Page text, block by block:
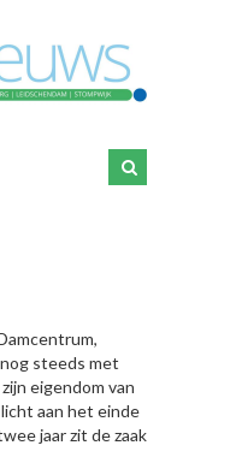
steeds met
eigendom van
aan het einde
jaar zit de zaak